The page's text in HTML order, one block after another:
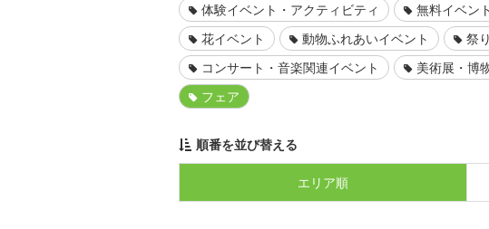
体験イベント・アクティビティ
無料イベント
花イベント
動物ふれあいイベント 祭り
コンサート・音楽関連イベント
美術展・博
フェア
順番を並び替える
エリア順